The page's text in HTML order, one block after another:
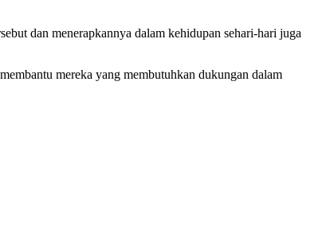
dan menerapkannya dalam kehidupan sehari-hari juga
mereka yang membutuhkan dukungan dalam